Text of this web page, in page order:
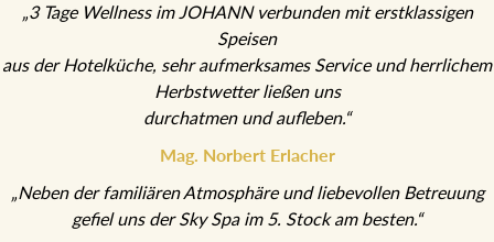
„3 Tage Wellness im JOHANN verbunden mit erstklassigen
Speisen
aus der Hotelküche, sehr aufmerksames Service und herrlichem
Herbstwetter ließen uns
durchatmen und aufleben.“
Mag. Norbert Erlacher
„Neben der familiären Atmosphäre und liebevollen Betreuung
gefiel uns der Sky Spa im 5. Stock am besten.“